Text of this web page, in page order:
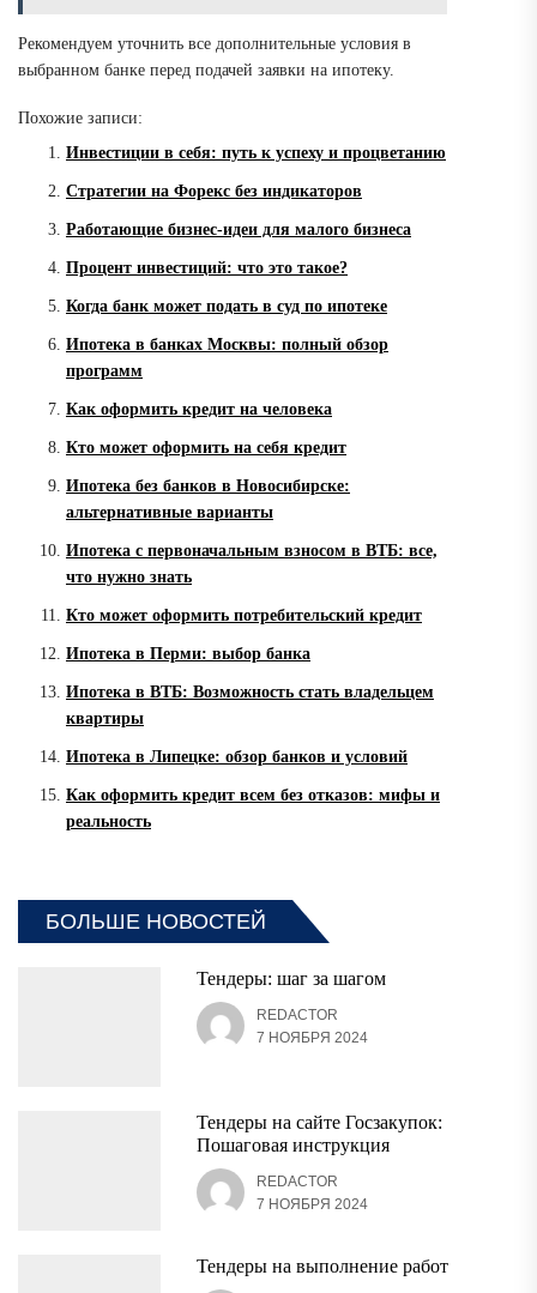
Рекомендуем уточнить все дополнительные условия в
выбранном банке перед подачей заявки на ипотеку.
Похожие записи:
Инвестиции в себя: путь к успеху и процветанию
Стратегии на Форекс без индикаторов
Работающие бизнес-идеи для малого бизнеса
Процент инвестиций: что это такое?
Когда банк может подать в суд по ипотеке
Ипотека в банках Москвы: полный обзор
программ
Как оформить кредит на человека
Кто может оформить на себя кредит
Ипотека без банков в Новосибирске:
альтернативные варианты
Ипотека с первоначальным взносом в ВТБ: все,
что нужно знать
Кто может оформить потребительский кредит
Ипотека в Перми: выбор банка
Ипотека в ВТБ: Возможность стать владельцем
квартиры
Ипотека в Липецке: обзор банков и условий
Как оформить кредит всем без отказов: мифы и
реальность
БОЛЬШЕ НОВОСТЕЙ
Тендеры: шаг за шагом
REDACTOR
7 НОЯБРЯ 2024
Тендеры на сайте Госзакупок:
Пошаговая инструкция
REDACTOR
7 НОЯБРЯ 2024
Тендеры на выполнение работ